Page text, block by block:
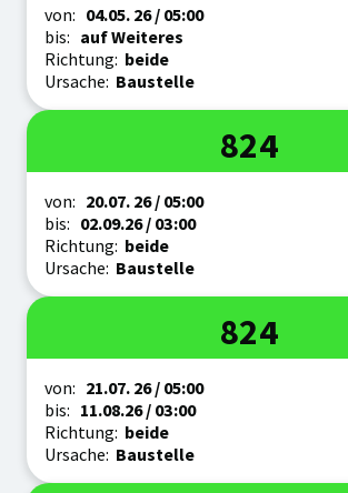
Zeitraum
von: 04.05. 26/ 05:00
bis: auf Weiteres
Richtung: beide
Ursache: Baustelle
Linie
824
Zeitraum
von: 20.07. 26/ 05:00
bis: 02.09.26/ 03:00
Richtung: beide
Ursache: Baustelle
Linie
824
Zeitraum
von: 21.07. 26/ 05:00
bis: 11.08.26/ 03:00
Richtung: beide
Ursache: Baustelle